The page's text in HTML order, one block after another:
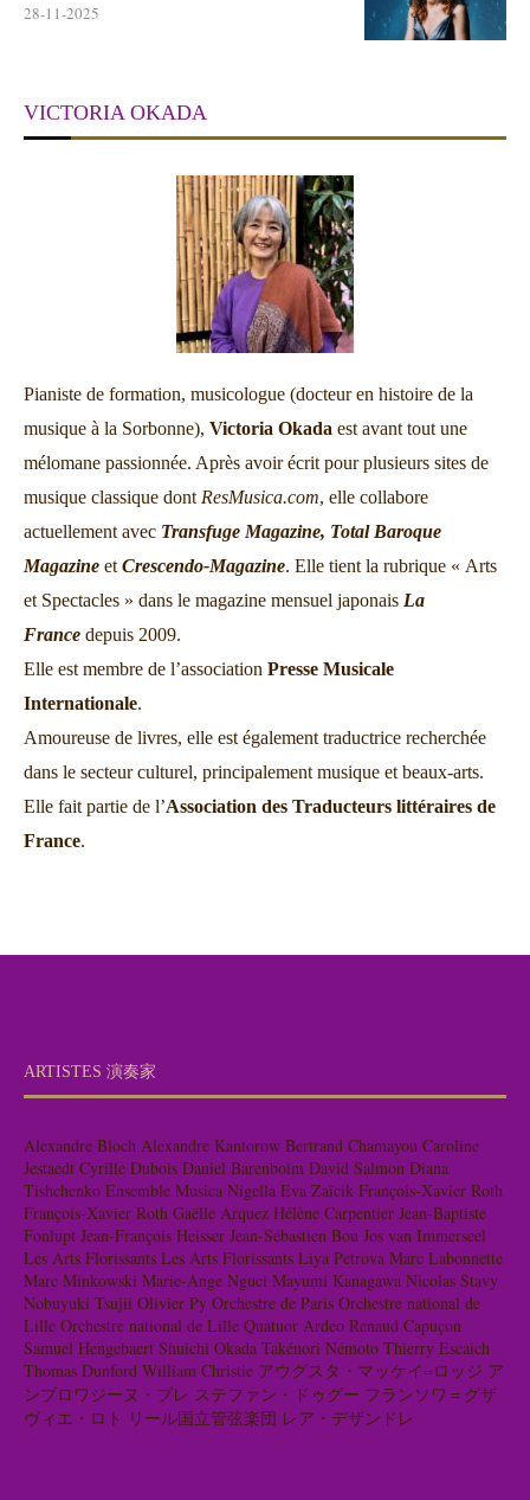
28-11-2025
VICTORIA OKADA
Pianiste de formation, musicologue (docteur en histoire de la
musique à la Sorbonne), Victoria Okada est avant tout une
mélomane passionnée. Après avoir écrit pour plusieurs sites de
musique classique dont ResMusica.com, elle collabore
actuellement avec Transfuge Magazine, Total Baroque
Magazine et Crescendo-Magazine. Elle tient la rubrique « Arts
et Spectacles » dans le magazine mensuel japonais La
France depuis 2009.
Elle est membre de l’association Presse Musicale
Internationale.
Amoureuse de livres, elle est également traductrice recherchée
dans le secteur culturel, principalement musique et beaux-arts.
Elle fait partie de l’Association des Traducteurs littéraires de
France.
ARTISTES 演奏家
Alexandre Bloch Alexandre Kantorow Bertrand Chamayou Caroline
Jestaedt Cyrille Dubois Daniel Barenboim David Salmon Diana
Tishchenko Ensemble Musica Nigella Eva Zaïcik François-Xavier Roth
François-Xavier Roth Gaëlle Arquez Hélène Carpentier Jean-Baptiste
Fonlupt Jean-François Heisser Jean-Sébastien Bou Jos van Immerseel
Les Arts Florissants Les Arts Florissants Liya Petrova Marc Labonnette
Marc Minkowski Marie-Ange Nguci Mayumi Kanagawa Nicolas Stavy
Nobuyuki Tsujii Olivier Py Orchestre de Paris Orchestre national de
Lille Orchestre national de Lille Quatuor Ardeo Renaud Capuçon
Samuel Hengebaert Shuichi Okada Takénori Némoto Thierry Escaich
Thomas Dunford William Christie アウグスタ・マッケイ=ロッジ ア
ンブロワジーヌ・ブレ ステファン・ドゥグー フランソワ＝グザ
ヴィエ・ロト リール国立管弦楽団 レア・デザンドレ